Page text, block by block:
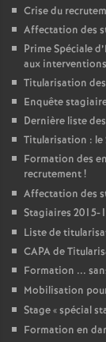
Crise du
Affectation des
Prime Spéciale
aux
Titularisation
Enquête
Dernière liste
Titularisation : le
Formation des
recrutement!
Affectation des
Stagiaires 2015-
Liste de
CAPAde
Formation ...
Mobilisation
Stage «spécial
Formation en